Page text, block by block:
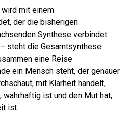
mit einem
der die bisherigen
Synthese verbindet.
steht die Gesamtsynthese:
eine Reise
ein Mensch steht, der genauer
mit Klarheit handelt,
wahrhaftig ist und den Mut hat,
ist.